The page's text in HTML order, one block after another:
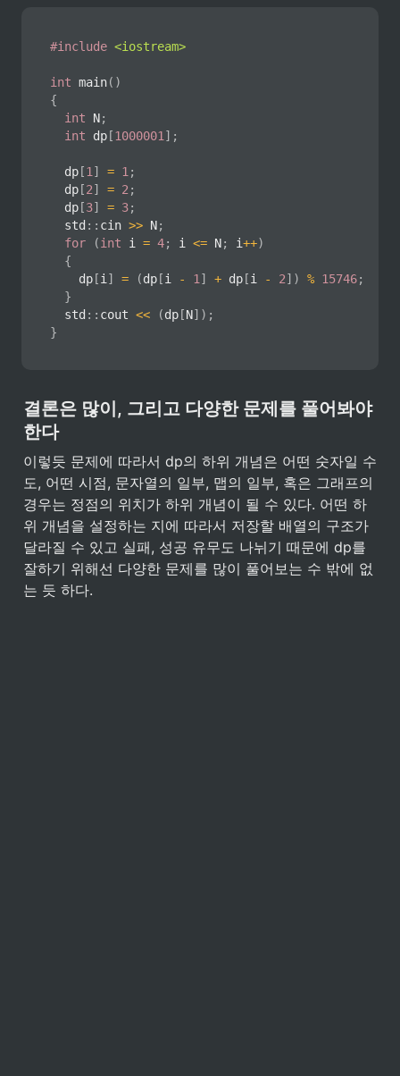
#include <iostream>
int main( )
{
int N;
int dp [1000001] ;
	dp
[1] = 1;
	dp
[2] = 2;
	dp
[3] = 3;
	std
:: cin >> N;
for
(int i = 4; i <= N; i++)
{
		dp
[i] = (dp [i - 1] + dp [i - 2] ) % 15746;
}
	std
:: cout << (dp [N] ) ;
}
결론은 많이, 그리고 다양한 문제를 풀어봐야
한다
이렇듯 문제에 따라서 dp의 하위 개념은 어떤 숫자일 수
도, 어떤 시점, 문자열의 일부, 맵의 일부, 혹은 그래프의
경우는 정점의 위치가 하위 개념이 될 수 있다. 어떤 하
위 개념을 설정하는 지에 따라서 저장할 배열의 구조가
달라질 수 있고 실패, 성공 유무도 나뉘기 때문에 dp를
잘하기 위해선 다양한 문제를 많이 풀어보는 수 밖에 없
는 듯 하다.